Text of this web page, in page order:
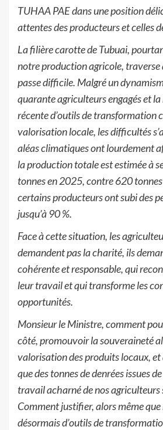
TUHAA PAE dans une position
attentes des producteurs et celles
La filière carotte de Tubuai,
notre production agricole, traverse
passe difficile. Malgré un
quarante agriculteurs engagés et la
récente d’outils de transformation
valorisation locale, les difficultés
aléas climatiques ont lourdement
la production totale est estimée à
tonnes en 2025, contre 620
certains producteurs ont subi des
jusqu’à 90 %.
Face à cette situation, les
demandent pas la charité, ils
cohérente et responsable, qui
leur travail et qui transforme les
opportunités.
Monsieur le Ministre, comment
côté, promouvoir la souveraineté
valorisation des produits locaux, et
que des tonnes de denrées issues
travail acharné de nos agriculteurs
Comment justifier, alors même que
désormais d’outils de